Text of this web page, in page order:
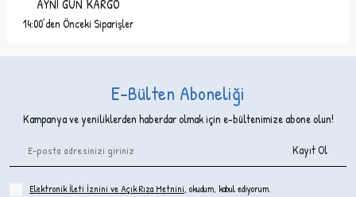
AYNI GÜN KARGO
14:00’den Önceki Siparişler
E-Bülten Aboneliği
Kampanya ve yeniliklerden haberdar olmak için e-bültenimize abone olun!
Kayıt Ol
Elektronik İleti İzni‌ni ve Açık Rıza Metni‌ni, okudum, kabul ediyorum.